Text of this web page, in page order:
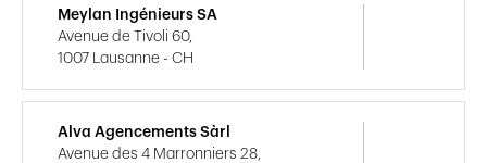
Meylan Ingénieurs SA
Avenue de Tivoli 60,
1007 Lausanne - CH
Alva Agencements Sàrl
Avenue des 4 Marronniers 28,